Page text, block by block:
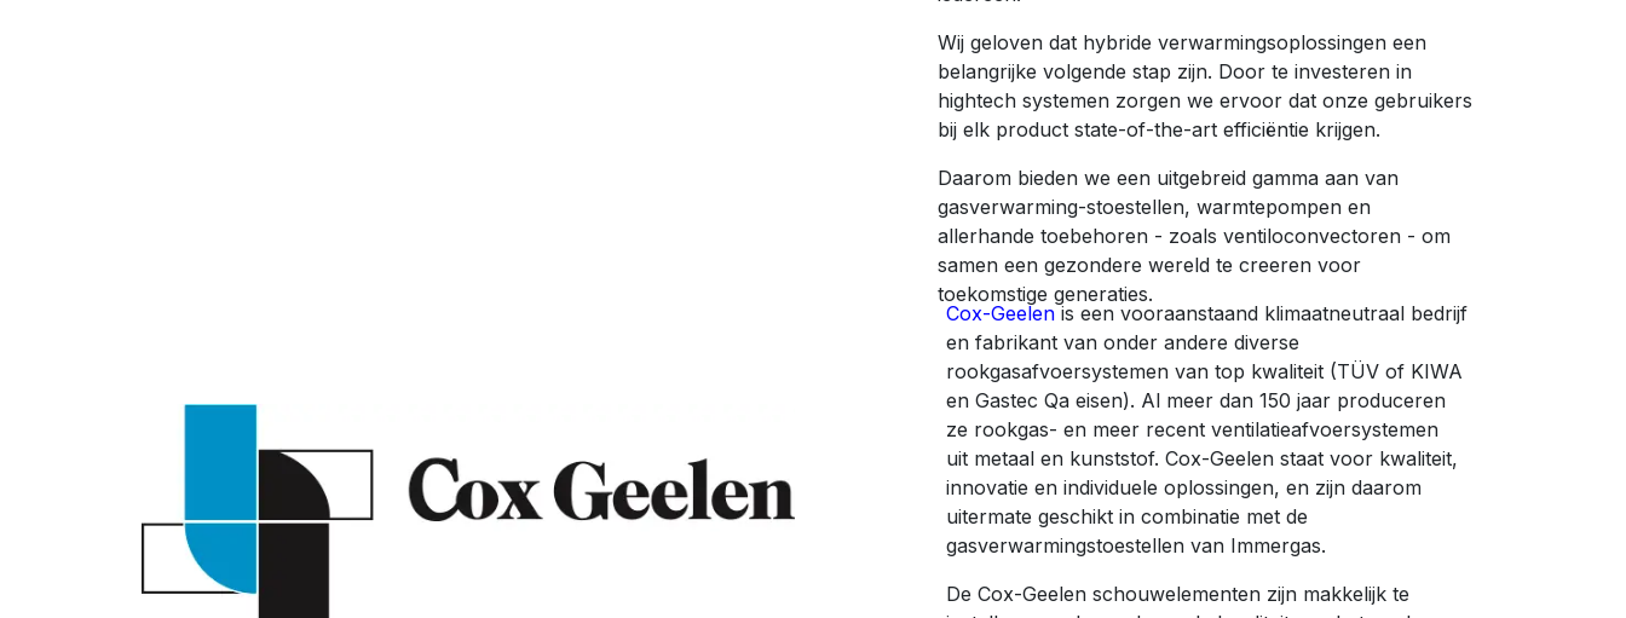
Wij geloven dat hybride verwarmingsoplossingen een
belangrijke volgende stap zijn. Door te investeren in
hightech systemen zorgen we ervoor dat onze gebruikers
bij elk product state-of-the-art efficiëntie krijgen.
Daarom bieden we een uitgebreid gamma aan van
gasverwarming-stoestellen, warmtepompen en
allerhande toebehoren - zoals ventiloconvectoren - om
samen een gezondere wereld te creeren voor
toekomstige generaties.
Cox-Geelen is een vooraanstaand klimaatneutraal bedrijf
en fabrikant van onder andere diverse
rookgasafvoersystemen van top kwaliteit (TÜV of KIWA
en Gastec Qa eisen). Al meer dan 150 jaar produceren
ze rookgas- en meer recent ventilatieafvoersystemen
uit metaal en kunststof. Cox-Geelen staat voor kwaliteit,
innovatie en individuele oplossingen, en zijn daarom
uitermate geschikt in combinatie met de
gasverwarmingstoestellen van Immergas.
De Cox-Geelen schouwelementen zijn makkelijk te